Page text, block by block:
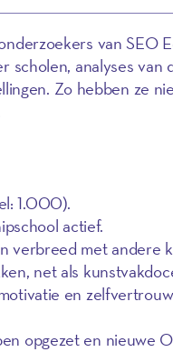
van SEO
scholen, analyses
Zo hebben ze
1.000).
actief.
verbreed met andere
net als
en
opgezet en nieuwe